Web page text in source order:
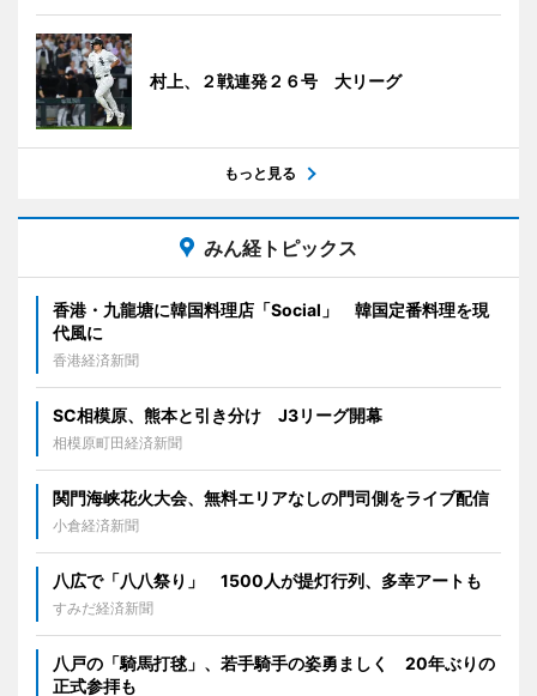
村上、２戦連発２６号 大リーグ
もっと見る
みん経トピックス
香港・九龍塘に韓国料理店「Social」 韓国定番料理を現
代風に
香港経済新聞
SC相模原、熊本と引き分け J3リーグ開幕
相模原町田経済新聞
関門海峡花火大会、無料エリアなしの門司側をライブ配信
小倉経済新聞
八広で「八八祭り」 1500人が提灯行列、多幸アートも
すみだ経済新聞
八戸の「騎馬打毬」、若手騎手の姿勇ましく 20年ぶりの
正式参拝も